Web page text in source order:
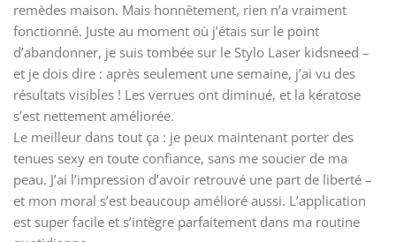
remèdes maison. Mais honnêtement, rien n’a vraiment
fonctionné. Juste au moment où j’étais sur le point
d’abandonner, je suis tombée sur le Stylo Laser kidsneed –
et je dois dire : après seulement une semaine, j’ai vu des
résultats visibles ! Les verrues ont diminué, et la kératose
s’est nettement améliorée.
Le meilleur dans tout ça : je peux maintenant porter des
tenues sexy en toute confiance, sans me soucier de ma
peau. J’ai l’impression d’avoir retrouvé une part de liberté –
et mon moral s’est beaucoup amélioré aussi. L’application
est super facile et s’intègre parfaitement dans ma routine